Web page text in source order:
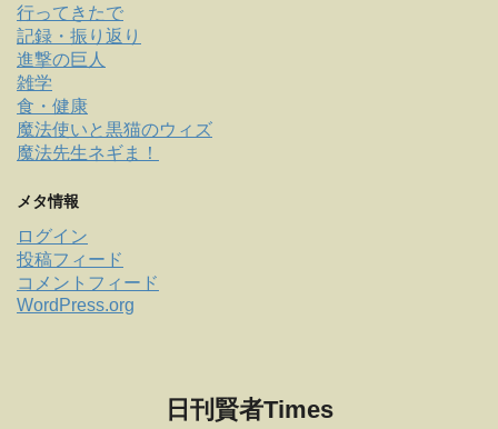
行ってきたで
記録・振り返り
進撃の巨人
雑学
食・健康
魔法使いと黒猫のウィズ
魔法先生ネギま！
メタ情報
ログイン
投稿フィード
コメントフィード
WordPress.org
日刊賢者Times